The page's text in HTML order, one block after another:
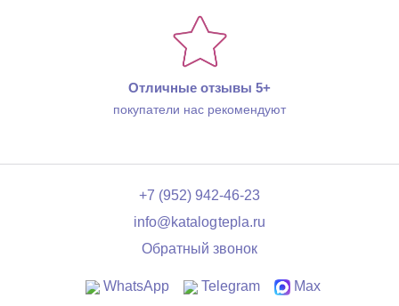
Отличные отзывы 5+
покупатели нас рекомендуют
+7 (952) 942-46-23
info@katalogtepla.ru
Обратный звонок
WhatsApp Telegram Max